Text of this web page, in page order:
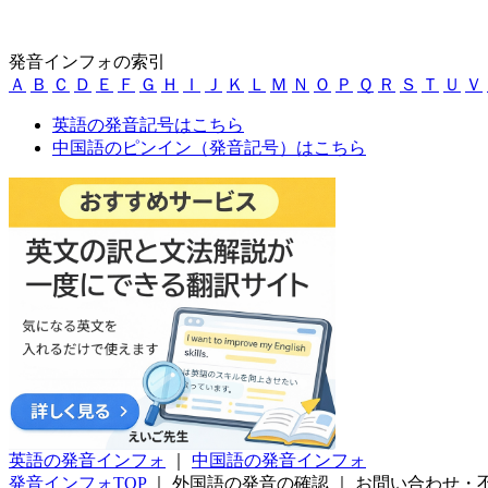
発音インフォの索引
Ａ
Ｂ Ｃ Ｄ Ｅ Ｆ Ｇ Ｈ Ｉ Ｊ Ｋ Ｌ Ｍ Ｎ Ｏ Ｐ Ｑ Ｒ Ｓ Ｔ Ｕ Ｖ
英語の発音記号はこちら
中国語のピンイン（発音記号）はこちら
英語の発音インフォ
中国語の発音インフォ
発音インフォTOP
外国語の発音の確認 お問い合わせ・